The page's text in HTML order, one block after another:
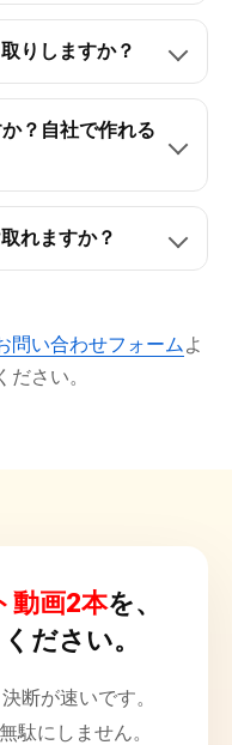
りしますか？
？自社で作れる
れますか？
問い合わせフォームよ
ださい。
動画2本を、
ださい。
断が速いです。
駄にしません。